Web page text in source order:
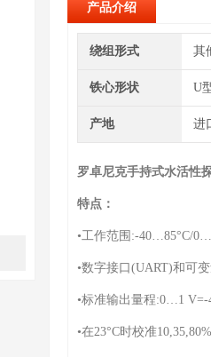
产品介绍
绕组形式 其
铁心形状 U
产地 进
罗卓尼克手持式水活性
特点：
•工作范围:-40…85°C/
•数字接口(UART)和可
•标准输出量程:0…1
•在23°C时校准